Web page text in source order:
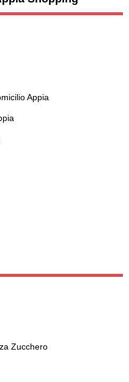
Appia
Zucchero